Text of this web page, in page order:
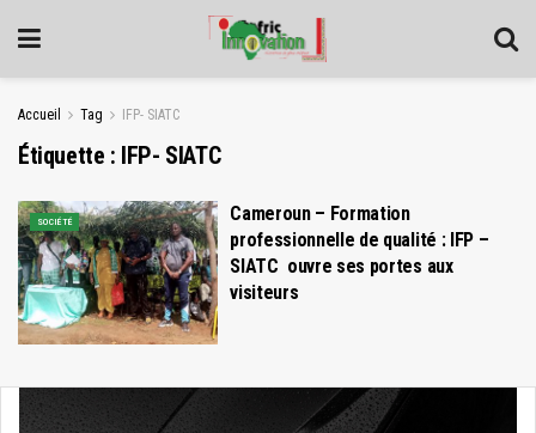
Accueil Tag IFP- SIATC
Étiquette : IFP- SIATC
SOCIÉTÉ
Cameroun – Formation
professionnelle de qualité : IFP –
SIATC ouvre ses portes aux
visiteurs